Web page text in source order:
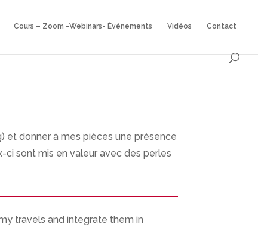
Cours – Zoom -Webinars- Événements Vidéos Contact
et donner à mes pièces une présence
ci sont mis en valeur avec des perles
travels and integrate them in